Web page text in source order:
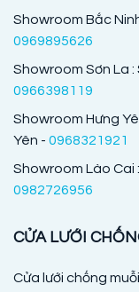
Showroom Bắc
0969895626
Showroom Sơn La :
0966398119
Showroom Hưng
Yên - 0968321921
Showroom Lào Cai
0982726956
CỬA LƯỚI
Cửa lưới chống